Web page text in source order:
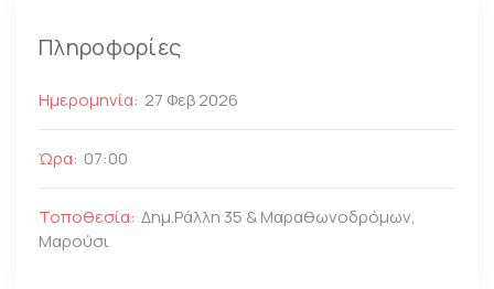
Πληροφορίες
Ημερομηνία: 27 Φεβ 2026
Ώρα: 07:00
Τοποθεσία: Δημ.Ράλλη 35 & Μαραθωνοδρόμων,
Μαρούσι